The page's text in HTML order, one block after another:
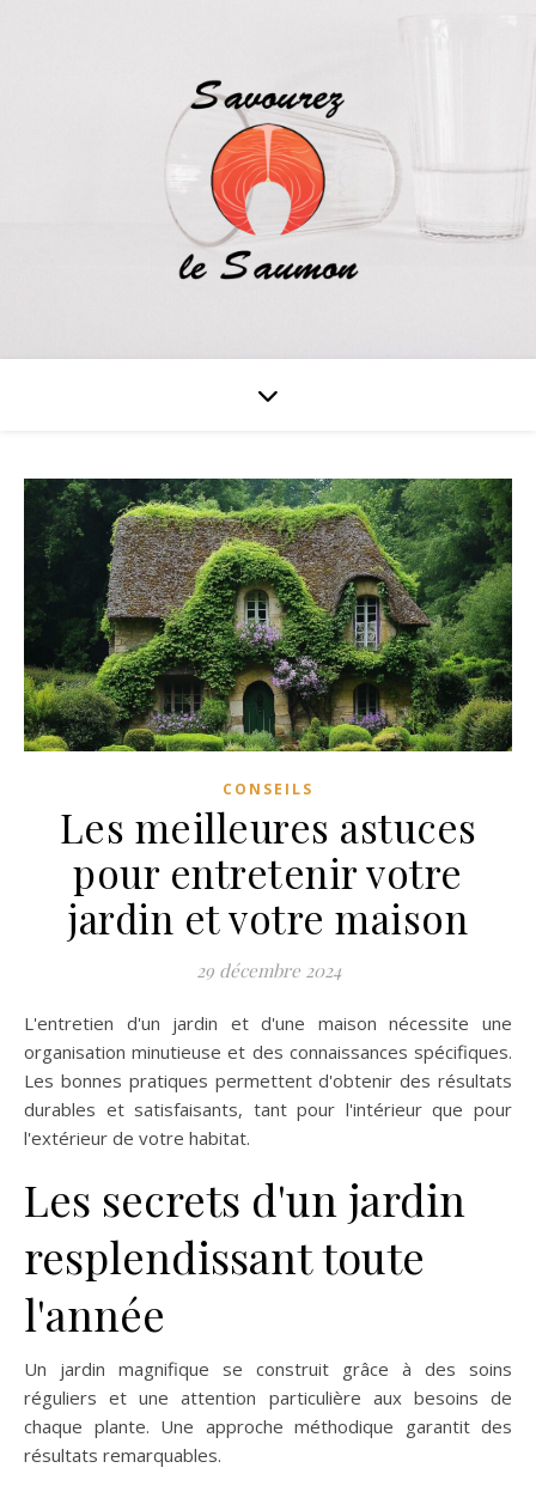
CONSEILS
Les meilleures astuces
pour entretenir votre
jardin et votre maison
29 décembre 2024
L'entretien d'un jardin et d'une maison nécessite une
organisation minutieuse et des connaissances spécifiques.
Les bonnes pratiques permettent d'obtenir des résultats
durables et satisfaisants, tant pour l'intérieur que pour
l'extérieur de votre habitat.
Les secrets d'un jardin
resplendissant toute
l'année
Un jardin magnifique se construit grâce à des soins
réguliers et une attention particulière aux besoins de
chaque plante. Une approche méthodique garantit des
résultats remarquables.